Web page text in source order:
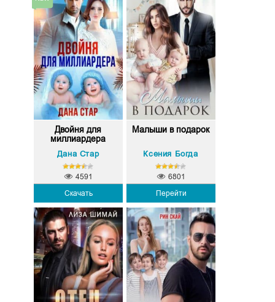
Двойня для
миллиардера
Дана Стар
Скачать
4591
Малыши в подарок
Ксения Богда
Перейти
6801